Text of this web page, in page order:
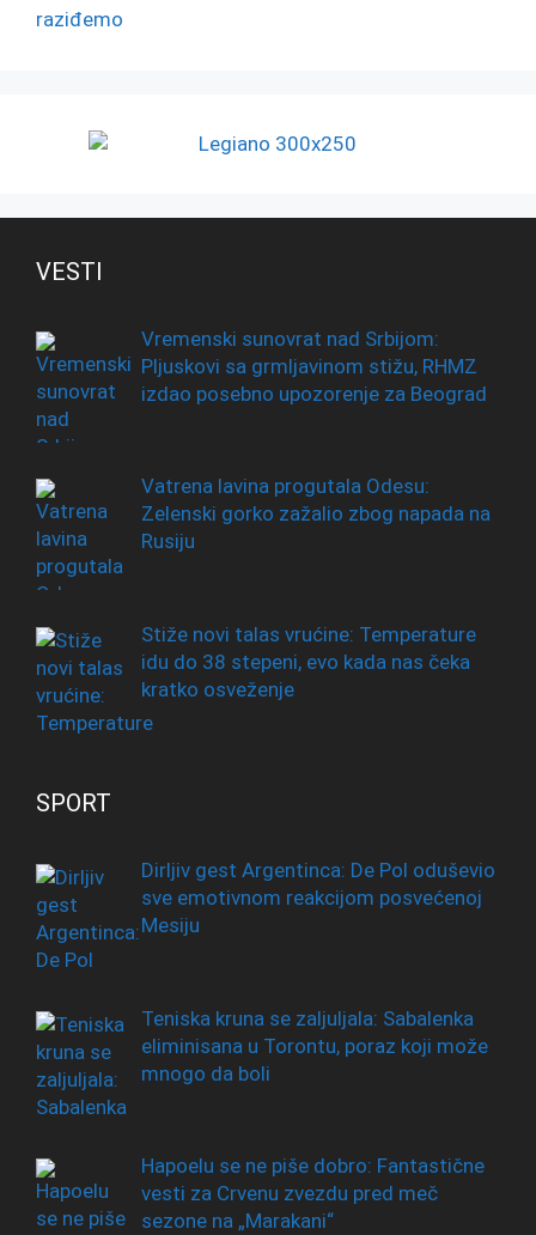
VESTI
Vremenski sunovrat nad Srbijom:
Pljuskovi sa grmljavinom stižu, RHMZ
izdao posebno upozorenje za Beograd
Vatrena lavina progutala Odesu:
Zelenski gorko zažalio zbog napada na
Rusiju
Stiže novi talas vrućine: Temperature
idu do 38 stepeni, evo kada nas čeka
kratko osveženje
SPORT
Dirljiv gest Argentinca: De Pol oduševio
sve emotivnom reakcijom posvećenoj
Mesiju
Teniska kruna se zaljuljala: Sabalenka
eliminisana u Torontu, poraz koji može
mnogo da boli
Hapoelu se ne piše dobro: Fantastične
vesti za Crvenu zvezdu pred meč
sezone na „Marakani“